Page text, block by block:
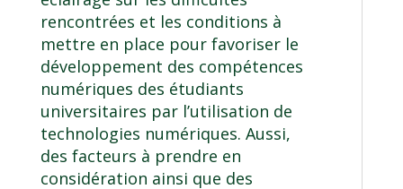
rencontrées et les conditions à
mettre en place pour favoriser le
développement des compétences
numériques des étudiants
universitaires par l’utilisation de
technologies numériques. Aussi,
des facteurs à prendre en
considération ainsi que des